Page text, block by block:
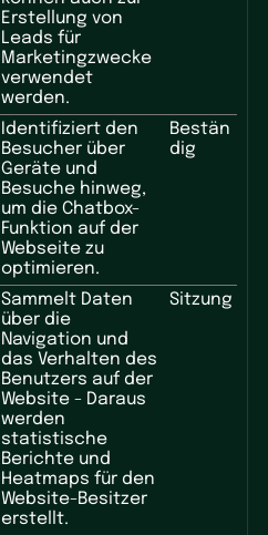
Erstellung von
Leads für
Marketingzwecke
verwendet
werden.
Identifiziert den
Besucher über
Geräte und
Besuche hinweg,
um die Chatbox-
Funktion auf der
Webseite zu
optimieren.
Bestän
dig
Sammelt Daten
über die
Navigation und
das Verhalten des
Benutzers auf der
Website - Daraus
werden
statistische
Berichte und
Heatmaps für den
Website-Besitzer
erstellt.
Sitzung